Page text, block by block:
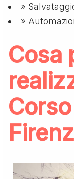
»
»
Cosa